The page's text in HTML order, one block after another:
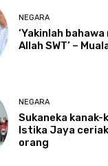
NEGARA
‘Yakinlah
Allah SWT’ –
NEGARA
Sukaneka kanak-
Istika Jaya
orang